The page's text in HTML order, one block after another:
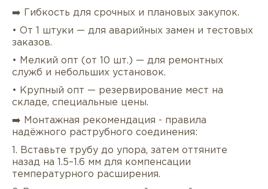
➡️ Гибкость для срочных и плановых закупок.
• От 1 штуки — для аварийных замен и тестовых
заказов.
• Мелкий опт (от 10 шт.) — для ремонтных
служб и небольших установок.
• Крупный опт — резервирование мест на
складе, специальные цены.
➡️ Монтажная рекомендация - правила
надёжного раструбного соединения:
1. Вставьте трубу до упора, затем оттяните
назад на 1.5–1.6 мм для компенсации
температурного расширения.